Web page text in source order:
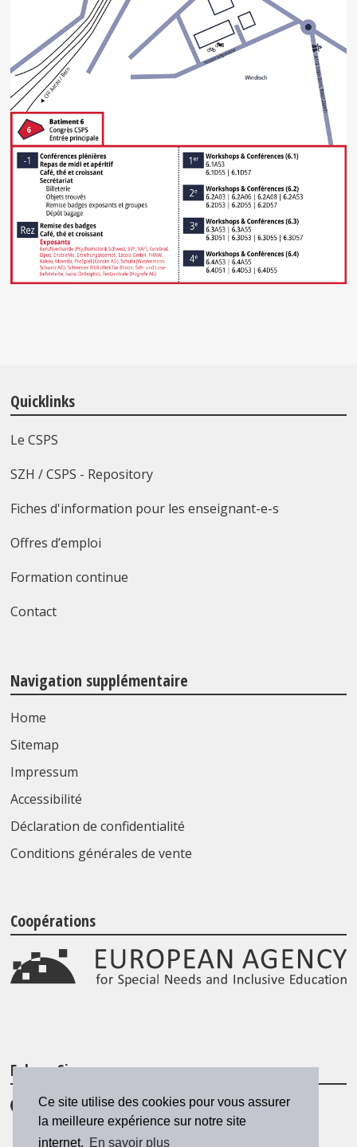
Ce site utilise des cookies pour vous assurer
la meilleure expérience sur notre site
internet. En savoir plus
Quicklinks
Le CSPS
SZH / CSPS - Repository
Fiches d'information pour les enseignant-e-s
Offres d’emploi
Formation continue
Contact
Navigation supplémentaire
Home
Sitemap
Impressum
Accessibilité
Déclaration de confidentialité
Conditions générales de vente
Coopérations
Folgen Sie uns